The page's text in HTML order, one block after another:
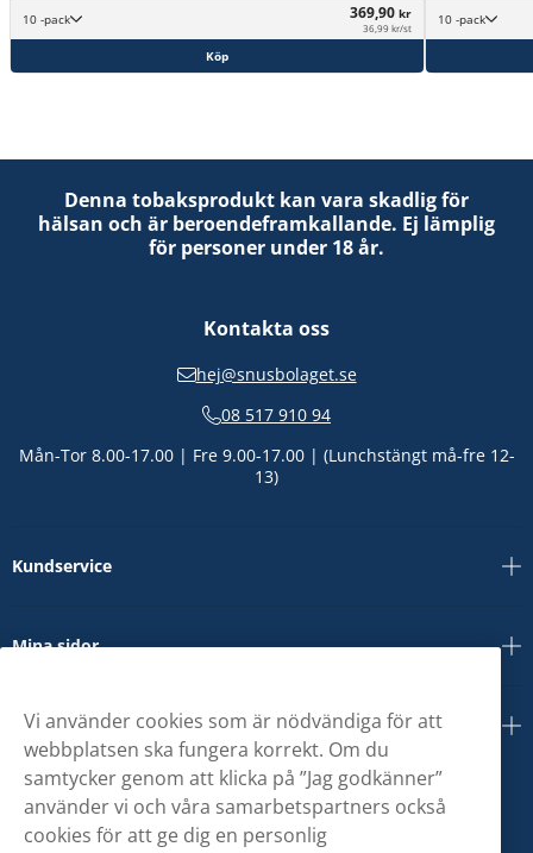
10 -pack 369,90 kr
36,99 kr/st
Köp
10 -pack
Denna tobaksprodukt kan vara skadlig för
hälsan och är beroendeframkallande. Ej lämplig
för personer under 18 år.
Kontakta oss
hej@snusbolaget.se
08 517 910 94
Mån-Tor 8.00-17.00 | Fre 9.00-17.00 | (Lunchstängt må-fre 12-
13)
Kundservice
Mina sidor
Om oss
Vi använder cookies som är nödvändiga för att
webbplatsen ska fungera korrekt. Om du
samtycker genom att klicka på ”Jag godkänner”
använder vi och våra samarbetspartners också
cookies för att ge dig en personlig